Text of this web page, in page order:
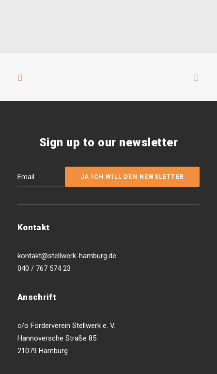
Sign up to our newsletter
Kontakt
kontakt@stellwerk-hamburg.de
040 / 767 574 23
Anschrift
c/o Förderverein Stellwerk e. V.
Hannoversche Straße 85
21079 Hamburg